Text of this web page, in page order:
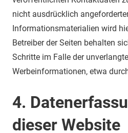
nicht ausdrücklich
Informationsmaterialien wird
Betreiber der Seiten behalten
Schritte im Falle der
Werbeinformationen, etwa
4.
dieser Website